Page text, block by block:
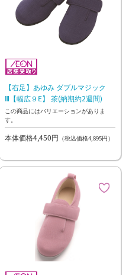
【右足】あゆみ ダブルマジック
Ⅲ【幅広９E】 茶(納期約2週間)
この商品にはバリエーションがありま
す。
本体価格4,450円 （税込価格4,895円）